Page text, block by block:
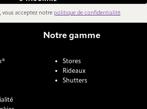
vous acceptez notre politique de confidentialité.
Notre gamme
Stores
Rideaux
Shutters